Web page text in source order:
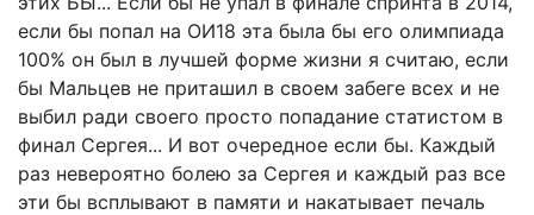
если бы попал на ОИ18 эта была бы его олимпиада
100% он был в лучшей форме жизни я считаю, если
бы Мальцев не приташил в своем забеге всех и не
выбил ради своего просто попадание статистом в
финал Сергея... И вот очередное если бы. Каждый
раз невероятно болею за Сергея и каждый раз все
эти бы всплывают в памяти и накатывает печаль